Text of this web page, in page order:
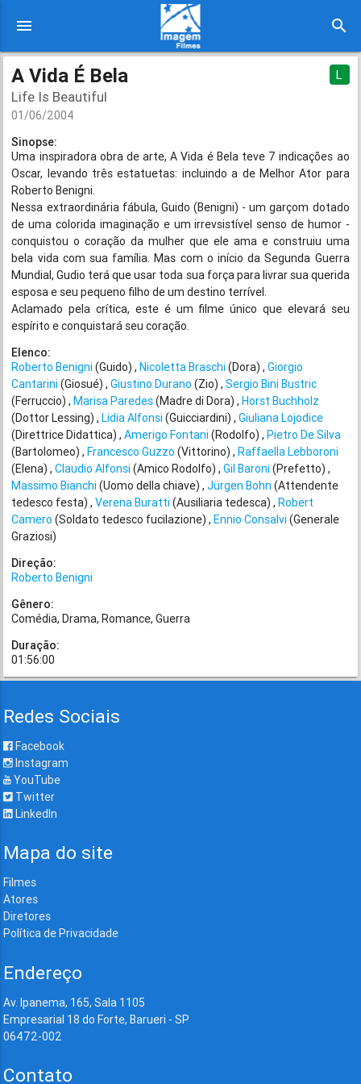
menu search
A Vida É Bela L
Life Is Beautiful
01/06/2004
Sinopse:
Uma inspiradora obra de arte, A Vida é Bela teve 7 indicações ao
Oscar, levando três estatuetas: incluindo a de Melhor Ator para
Roberto Benigni.
Nessa extraordinária fábula, Guido (Benigni) - um garçom dotado
de uma colorida imaginação e um irrevsistível senso de humor -
conquistou o coração da mulher que ele ama e construiu uma
bela vida com sua família. Mas com o início da Segunda Guerra
Mundial, Gudio terá que usar toda sua força para livrar sua querida
esposa e seu pequeno filho de um destino terrível.
Aclamado pela crítica, este é um filme único que elevará seu
espírito e conquistará seu coração.
Elenco:
Roberto Benigni (Guido) Nicoletta Braschi (Dora) Giorgio
Cantarini (Giosué) Giustino Durano (Zio) Sergio Bini Bustric
(Ferruccio) Marisa Paredes(Madre di Dora) Horst Buchholz
(Dottor Lessing) Lidia Alfonsi (Guicciardini) Giuliana Lojodice
(Direttrice Didattica) Amerigo Fontani (Rodolfo) Pietro De Silva
(Bartolomeo) Francesco Guzzo (Vittorino) Raffaella Lebboroni
(Elena) Claudio Alfonsi (Amico Rodolfo) Gil Baroni (Prefetto)
Massimo Bianchi (Uomo della chiave) Jürgen Bohn (Attendente
tedesco festa) Verena Buratti (Ausiliaria tedesca) Robert
Camero (Soldato tedesco fucilazione) Ennio Consalvi (Generale
Graziosi)
Direção:
Roberto Benigni
Gênero:
Comédia Drama Romance Guerra
Duração:
01:56:00
Redes Sociais
Facebook
Instagram
YouTube
Twitter
LinkedIn
Mapa do site
Filmes
Atores
Diretores
Política de Privacidade
Endereço
Av. Ipanema, 165, Sala 1105
Empresarial 18 do Forte, Barueri - SP
06472-002
Contato